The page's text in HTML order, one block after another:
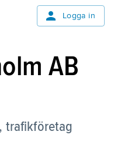
Logga in
AB
, trafikföretag